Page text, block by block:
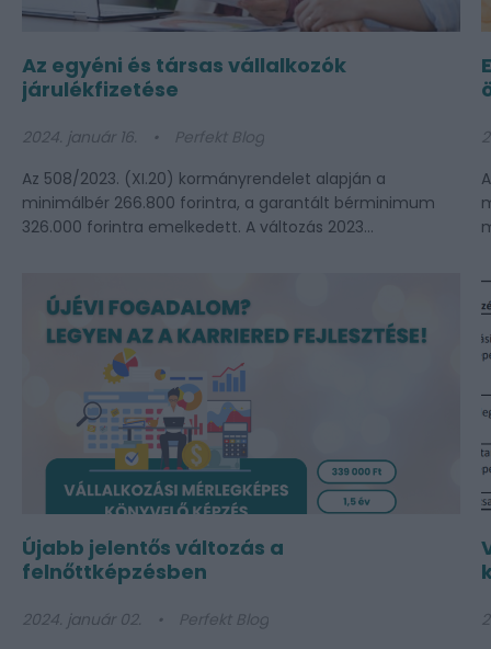
Az egyéni és társas vállalkozók
járulékfizetése
2024. január 16.
Perfekt Blog
Az 508/2023. (XI.20) kormányrendelet alapján a
minimálbér 266.800 forintra, a garantált bérminimum
326.000 forintra emelkedett. A változás 2023...
Újabb jelentős változás a
felnőttképzésben
2024. január 02.
Perfekt Blog